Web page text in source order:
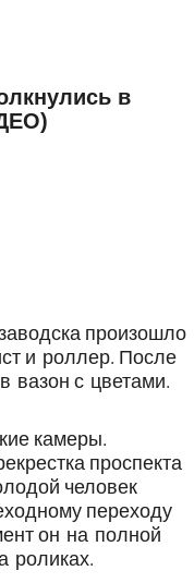
в
произошло
и роллер. После
вазон с цветами.
камеры.
проспекта
человек
переходу
он на полной
роликах.